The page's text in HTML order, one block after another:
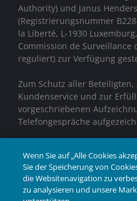
Authority) und Janus
(Registrierungsnummer
la Liberté, L-1930
Commission de Surveillance
reguliert) zur Verfügung
Zum Schutz aller
Kundenservice und zur
vorgeschriebenen
Telefongespräche
verwendeten Marken sind
Group Ltd. oder einer ihrer
Janus Henderson Group Ltd.
Wenn Sie auf „Alle Cookies
Sie der Speicherung von
die Websitenavigation zu
zu analysieren und unsere